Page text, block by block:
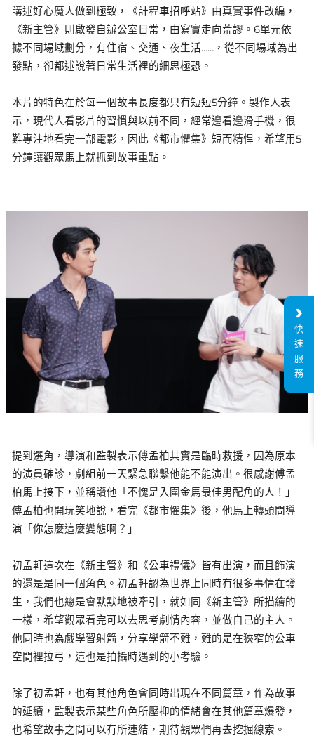
講述好心魔人做到極致，《計程車招呼站》由真實事件改編，
《新主管》則啟發自辦公室日常，由寫實走向荒謬。6單元依
據不同場域劃分，有住宿、交通、夜生活……，從不同場域為出
發點，卻都述說著日常生活裡的細思極恐。
本片的特色在於每一個故事長度都只有短短5分鐘。製作人表
示，現代人看影片的習慣與以前不同，經常邊看邊滑手機，很
難專注地看完一部電影，因此《都市懼集》短而精悍，希望用5
分鐘讓觀眾馬上就抓到故事重點。
提到選角，導演和監製表示傅孟柏其實是臨時救援，因為原本
的演員確診，劇組前一天緊急聯繫他能不能演出。很感謝傅孟
柏馬上接下，並稱讚他「不愧是入圍金馬最佳男配角的人！」
傅孟柏也開玩笑地說，看完《都市懼集》後，他馬上轉頭問導
演「你怎麼這麼變態啊？」
初孟軒這次在《新主管》和《公車禮儀》皆有出演，而且飾演
的還是是同一個角色。初孟軒認為世界上同時有很多事情在發
生，我們也總是會默默地被牽引，就如同《新主管》所描繪的
一樣，希望觀眾看完可以去思考劇情內容，並做自己的主人。
他同時也為戲學習射箭，分享學箭不難，難的是在狹窄的公車
空間裡拉弓，這也是拍攝時遇到的小考驗。
除了初孟軒，也有其他角色會同時出現在不同篇章，作為故事
的延續，監製表示某些角色所壓抑的情緒會在其他篇章爆發，
也希望故事之間可以有所連結，期待觀眾們再去挖掘線索。
快
速
服
務